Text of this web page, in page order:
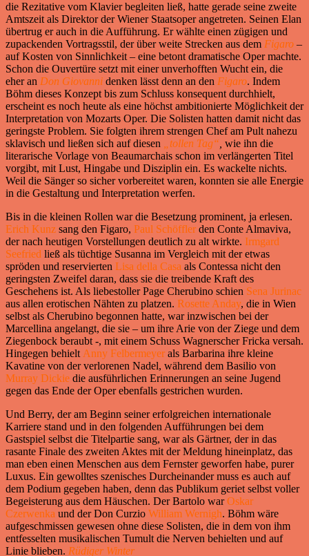
die Rezitative vom Klavier begleiten ließ, hatte gerade seine zweite
Amtszeit als Direktor der Wiener Staatsoper angetreten. Seinen Elan
übertrug er auch in die Aufführung. Er wählte einen zügigen und
zupackenden Vortragsstil, der über weite Strecken aus dem Figaro –
auf Kosten von Sinnlichkeit – eine betont dramatische Oper machte.
Schon die Ouvertüre setzt mit einer unverhofften Wucht ein, die
eher an Don Giovanni denken lässt denn an den Figaro. Indem
Böhm dieses Konzept bis zum Schluss konsequent durchhielt,
erscheint es noch heute als eine höchst ambitionierte Möglichkeit der
Interpretation von Mozarts Oper. Die Solisten hatten damit nicht das
geringste Problem. Sie folgten ihrem strengen Chef am Pult nahezu
sklavisch und ließen sich auf diesen
„tollen Tag“ wie ihn die
literarische Vorlage von Beaumarchais schon im verlängerten Titel
vorgibt, mit Lust, Hingabe und Disziplin ein. Es wackelte nichts.
Weil die Sänger so sicher vorbereitet waren, konnten sie alle Energie
in die Gestaltung und Interpretation werfen.
Bis in die kleinen Rollen war die Besetzung prominent, ja erlesen.
Erich Kunz sang den Figaro, Paul Schöffler den Conte Almaviva,
der nach heutigen Vorstellungen deutlich zu alt wirkte. Irmgard
Seefried ließ als tüchtige Susanna im Vergleich mit der etwas
spröden und reservierten Lisa della Casa als Contessa nicht den
geringsten Zweifel daran, dass sie die treibende Kraft des
Geschehens ist. Als liebestoller Page Cherubino schien Sena Jurinac
aus allen erotischen Nähten zu platzen. Rosette Anday, die in Wien
selbst als Cherubino begonnen hatte, war inzwischen bei der
Marcellina angelangt, die sie – um ihre Arie von der Ziege und dem
Ziegenbock beraubt -, mit einem Schuss Wagnerscher Fricka versah.
Hingegen behielt Anny Felbermeyer als Barbarina ihre kleine
Kavatine von der verlorenen Nadel, während dem Basilio von
Murray Dickie die ausführlichen Erinnerungen an seine Jugend
gegen das Ende der Oper ebenfalls gestrichen wurden.
Und Berry, der am Beginn seiner erfolgreichen internationale
Karriere stand und in den folgenden Aufführungen bei dem
Gastspiel selbst die Titelpartie sang, war als Gärtner, der in das
rasante Finale des zweiten Aktes mit der Meldung hineinplatz, das
man eben einen Menschen aus dem Fernster geworfen habe, purer
Luxus. Ein gewolltes szenisches Durcheinander muss es auch auf
dem Podium gegeben haben, denn das Publikum geriet selbst voller
Begeisterung aus dem Häuschen. Der Bartolo warOskar
Czerwenka und der Don Curzio William Wernigh. Böhm wäre
aufgeschmissen gewesen ohne diese Solisten, die in dem von ihm
entfesselten musikalischen Tumult die Nerven behielten und auf
Linie blieben. Rüdiger Winter